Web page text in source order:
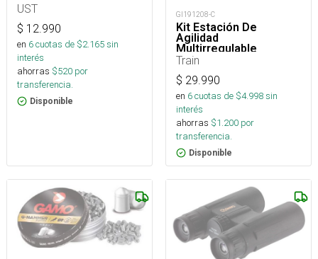
UST
$ 12.990
en 6cuotas de $2.165sin
interés
ahorras $520 por
transferencia.
Disponible
GI191208-C
Kit Estación De
Agilidad
Multirregulable
Train
$ 29.990
en 6cuotas de $4.998sin
interés
ahorras $1.200 por
transferencia.
Disponible